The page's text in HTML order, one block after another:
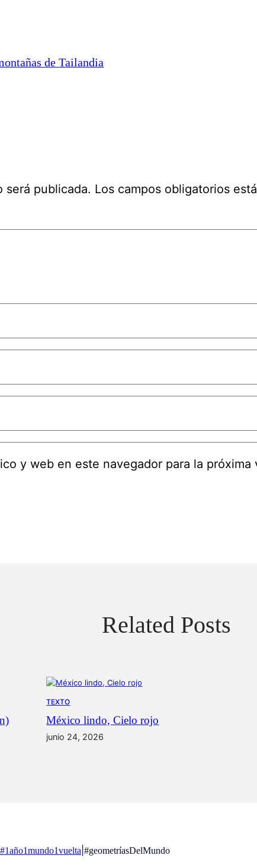
de Tailandia
publicada. Los campos obligatorios
y web en este navegador para la próxima
Related Posts
TEXTO
México lindo, Cielo rojo
junio 24, 2026
#1año1mundo1vuelta #geometríasDelMundo